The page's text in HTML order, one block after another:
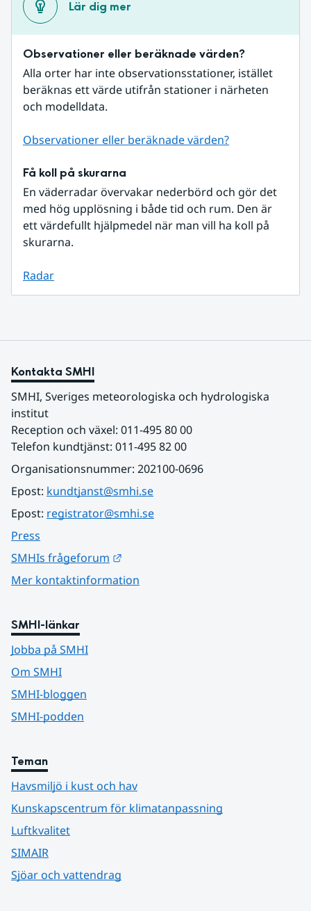
Lär dig mer
Observationer eller beräknade värden?
Alla orter har inte observationsstationer, istället
beräknas ett värde utifrån stationer i närheten
och modelldata.
Observationer eller beräknade värden?
Få koll på skurarna
En väderradar övervakar nederbörd och gör det
med hög upplösning i både tid och rum. Den är
ett värdefullt hjälpmedel när man vill ha koll på
skurarna.
Radar
Kontakta SMHI
SMHI, Sveriges meteorologiska och hydrologiska
institut
Reception och växel: 011-495 80 00
Telefon kundtjänst: 011-495 82 00
Organisationsnummer: 202100-0696
Epost: kundtjanst@smhi.se
Epost: registrator@smhi.se
Press
SMHIs frågeforum
Mer kontaktinformation
SMHI-länkar
Jobba på SMHI
Om SMHI
SMHI-bloggen
SMHI-podden
Teman
Havsmiljö i kust och hav
Kunskapscentrum för klimatanpassning
Luftkvalitet
SIMAIR
Sjöar och vattendrag